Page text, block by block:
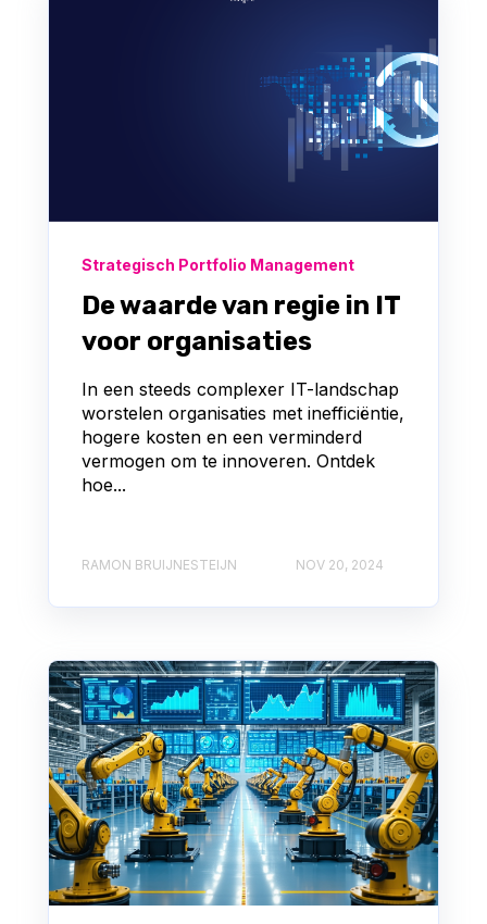
Strategisch Portfolio Management
De waarde van regie in IT
voor organisaties
In een steeds complexer IT-landschap
worstelen organisaties met inefficiëntie,
hogere kosten en een verminderd
vermogen om te innoveren. Ontdek
hoe...
RAMON BRUIJNESTEIJN NOV 20, 2024